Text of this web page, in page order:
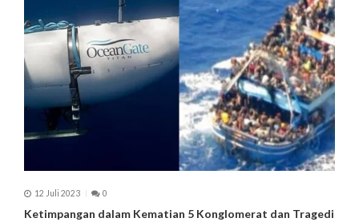
12 Juli 2023 0
Ketimpangan dalam Kematian 5 Konglomerat dan Tragedi